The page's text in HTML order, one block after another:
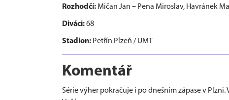
Rozhodčí: Mičan Jan – Pena Miroslav, Havránek
Diváci:68
Stadion: Petřín Plzeň / UMT
Komentář
Série výher pokračuje i po dnešním zápase v